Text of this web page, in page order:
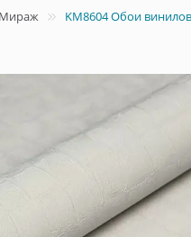
Мираж KM8604 Обои